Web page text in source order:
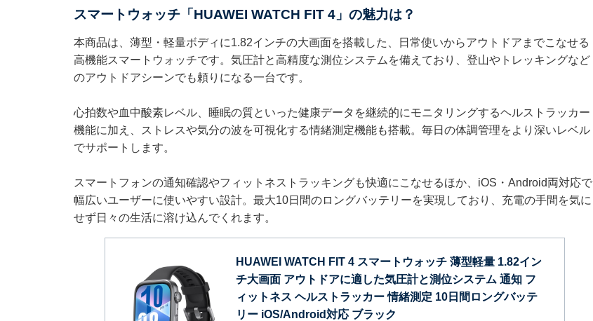
スマートウォッチ「HUAWEI WATCH FIT 4」の魅力は？
本商品は、薄型・軽量ボディに1.82インチの大画面を搭載した、日常使いからアウトドアまでこなせる
高機能スマートウォッチです。気圧計と高精度な測位システムを備えており、登山やトレッキングなど
のアウトドアシーンでも頼りになる一台です。
心拍数や血中酸素レベル、睡眠の質といった健康データを継続的にモニタリングするヘルストラッカー
機能に加え、ストレスや気分の波を可視化する情緒測定機能も搭載。毎日の体調管理をより深いレベル
でサポートします。
スマートフォンの通知確認やフィットネストラッキングも快適にこなせるほか、iOS・Android両対応で
幅広いユーザーに使いやすい設計。最大10日間のロングバッテリーを実現しており、充電の手間を気に
せず日々の生活に溶け込んでくれます。
HUAWEI WATCH FIT 4 スマートウォッチ 薄型軽量 1.82イン
チ大画面 アウトドアに適した気圧計と測位システム 通知 フ
ィットネス ヘルストラッカー 情緒測定 10日間ロングバッテ
リー iOS/Android対応 ブラック